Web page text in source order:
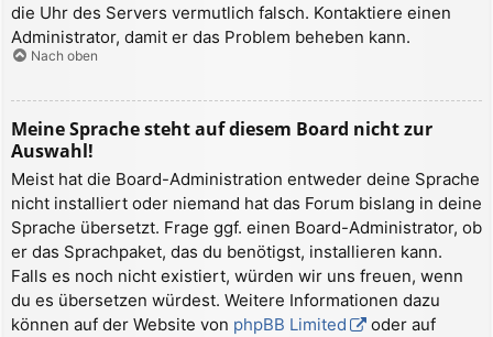
die Uhr des Servers vermutlich falsch. Kontaktiere einen
Administrator, damit er das Problem beheben kann.
Nach oben
Meine Sprache steht auf diesem Board nicht zur
Auswahl!
Meist hat die Board-Administration entweder deine Sprache
nicht installiert oder niemand hat das Forum bislang in deine
Sprache übersetzt. Frage ggf. einen Board-Administrator, ob
er das Sprachpaket, das du benötigst, installieren kann.
Falls es noch nicht existiert, würden wir uns freuen, wenn
du es übersetzen würdest. Weitere Informationen dazu
können auf der Website von phpBB Limited
oder auf